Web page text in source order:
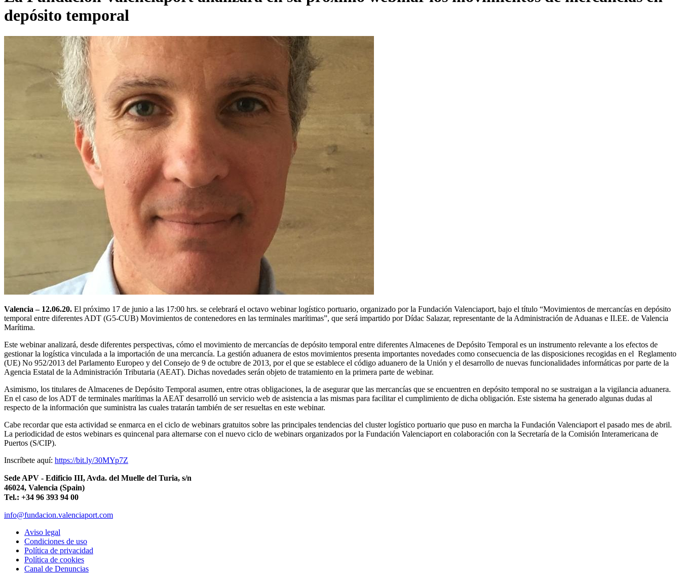
depósito temporal
Valencia – 12.06.20. El próximo 17 de junio a las 17:00 hrs. se celebrará el octavo webinar logístico portuario, organizado por la Fundación Valenciaport, bajo el título “Movimientos de mercancías en depósito
temporal entre diferentes ADT (G5-CUB) Movimientos de contenedores en las terminales marítimas”, que será impartido por Dídac Salazar, representante de la Administración de Aduanas e II.EE. de Valencia
Marítima.
Este webinar analizará, desde diferentes perspectivas, cómo el movimiento de mercancías de depósito temporal entre diferentes Almacenes de Depósito Temporal es un instrumento relevante a los efectos de
gestionar la logística vinculada a la importación de una mercancía. La gestión aduanera de estos movimientos presenta importantes novedades como consecuencia de las disposiciones recogidas en el Reglamento
(UE) No 952/2013 del Parlamento Europeo y del Consejo de 9 de octubre de 2013, por el que se establece el código aduanero de la Unión y el desarrollo de nuevas funcionalidades informáticas por parte de la
Agencia Estatal de la Administración Tributaria (AEAT). Dichas novedades serán objeto de tratamiento en la primera parte de webinar.
Asimismo, los titulares de Almacenes de Depósito Temporal asumen, entre otras obligaciones, la de asegurar que las mercancías que se encuentren en depósito temporal no se sustraigan a la vigilancia aduanera.
En el caso de los ADT de terminales marítimas la AEAT desarrolló un servicio web de asistencia a las mismas para facilitar el cumplimiento de dicha obligación. Este sistema ha generado algunas dudas al
respecto de la información que suministra las cuales tratarán también de ser resueltas en este webinar.
Cabe recordar que esta actividad se enmarca en el ciclo de webinars gratuitos sobre las principales tendencias del cluster logístico portuario que puso en marcha la Fundación Valenciaport el pasado mes de abril.
La periodicidad de estos webinars es quincenal para alternarse con el nuevo ciclo de webinars organizados por la Fundación Valenciaport en colaboración con la Secretaría de la Comisión Interamericana de
Puertos (S/CIP).
Inscríbete aquí: https://bit.ly/30MYp7Z
Sede APV - Edificio III, Avda. del Muelle del Turia, s/n
46024, Valencia (Spain)
Tel.: +34 96 393 94 00
info@fundacion.valenciaport.com
Aviso legal
Condiciones de uso
Política de privacidad
Política de cookies
Canal de Denuncias